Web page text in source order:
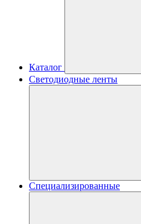
Каталог
Светодиодные ленты
Специализированные